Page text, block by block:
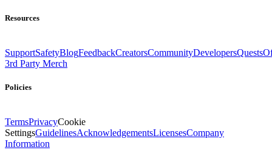
Resources
SupportSafetyBlogFeedbackCreatorsCommunityDevelopersQuests
3rd Party Merch
Policies
TermsPrivacyCookie
SettingsGuidelinesAcknowledgementsLicensesCompany
Information